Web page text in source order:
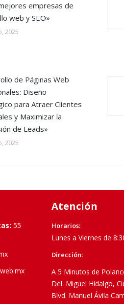
empresas de
web y SEO»
2025
de Páginas Web
Diseño
para Atraer Clientes
y Maximizar la
de Leads»
2025
55
Atención
Horarios:
Lunes a Viernes de
Dirección:
A 5 Minutos de
Del. Miguel Hidalgo,
Blvd. Manuel Ávila